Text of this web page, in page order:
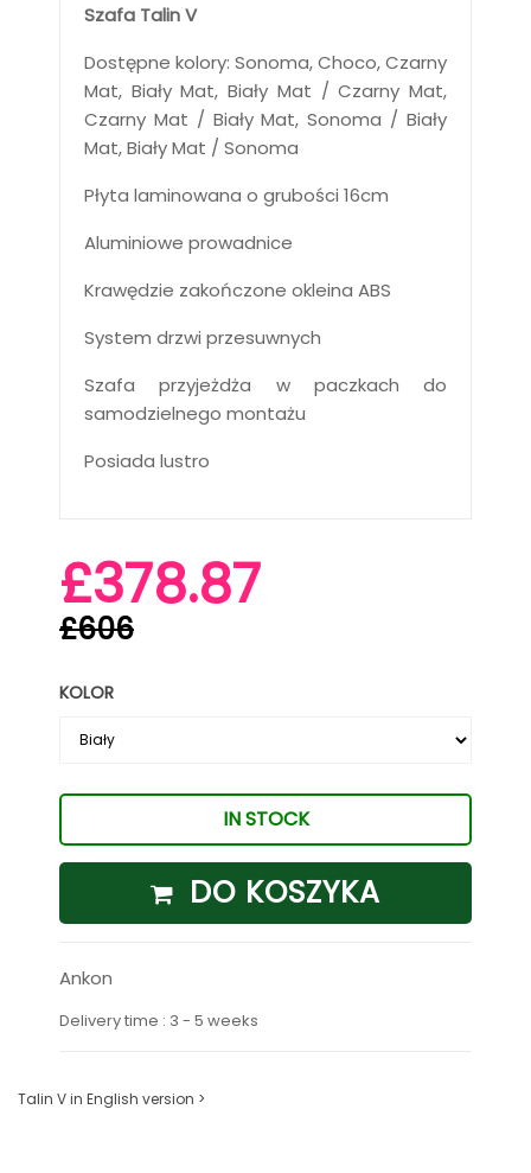
Szafa Talin V
Dostępne kolory: Sonoma, Choco, Czarny
Mat, Biały Mat, Biały Mat / Czarny Mat,
Czarny Mat / Biały Mat, Sonoma / Biały
Mat, Biały Mat / Sonoma
Płyta laminowana o grubości 16cm
Aluminiowe prowadnice
Krawędzie zakończone okleina ABS
System drzwi przesuwnych
Szafa przyjeżdża w paczkach do
samodzielnego montażu
Posiada lustro
£378.87
£606
KOLOR
IN STOCK
DO KOSZYKA
Ankon
Delivery time : 3 - 5 weeks
Talin V in English version >